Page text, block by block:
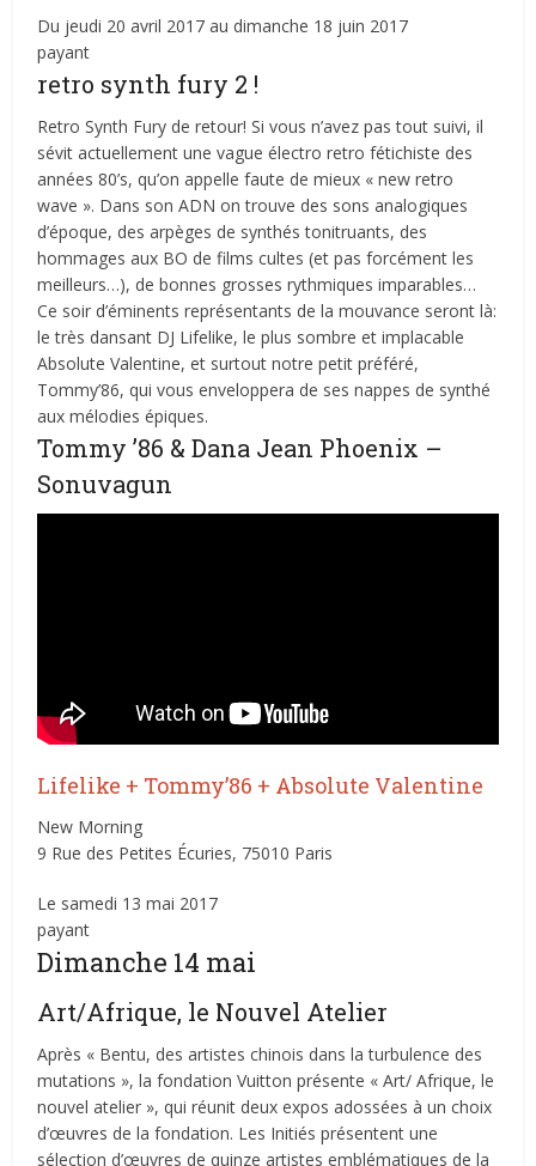
Du jeudi 20 avril 2017 au dimanche 18 juin 2017
payant
retro synth fury 2 !
Retro Synth Fury de retour! Si vous n’avez pas tout suivi, il
sévit actuellement une vague électro retro fétichiste des
années 80’s, qu’on appelle faute de mieux « new retro
wave ». Dans son ADN on trouve des sons analogiques
d’époque, des arpèges de synthés tonitruants, des
hommages aux BO de films cultes (et pas forcément les
meilleurs…), de bonnes grosses rythmiques imparables…
Ce soir d’éminents représentants de la mouvance seront là:
le très dansant DJ Lifelike, le plus sombre et implacable
Absolute Valentine, et surtout notre petit préféré,
Tommy’86, qui vous enveloppera de ses nappes de synthé
aux mélodies épiques.
Tommy ’86 & Dana Jean Phoenix –
Sonuvagun
Lifelike + Tommy’86 + Absolute Valentine
New Morning
9 Rue des Petites Écuries, 75010 Paris
Le samedi 13 mai 2017
payant
Dimanche 14 mai
Art/Afrique, le Nouvel Atelier
Après « Bentu, des artistes chinois dans la turbulence des
mutations », la fondation Vuitton présente « Art/ Afrique, le
nouvel atelier », qui réunit deux expos adossées à un choix
d’œuvres de la fondation. Les Initiés présentent une
sélection d’œuvres de quinze artistes emblématiques de la